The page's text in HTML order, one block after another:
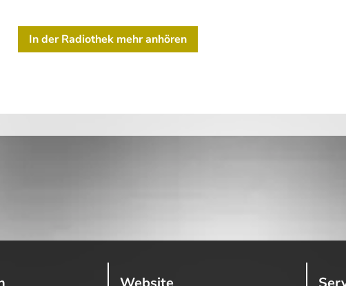
In der Radiothek mehr anhören